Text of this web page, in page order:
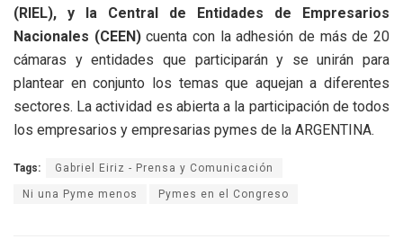
(RIEL), y la Central de Entidades de Empresarios
Nacionales (CEEN)cuenta con la adhesión de más de 20
cámaras y entidades que participarán y se unirán para
plantear en conjunto los temas que aquejan a diferentes
sectores. La actividad es abierta a la participación de todos
los empresarios y empresarias pymes de la ARGENTINA.
Tags: Gabriel Eiriz - Prensa y Comunicación
Ni una Pyme menos Pymes en el Congreso